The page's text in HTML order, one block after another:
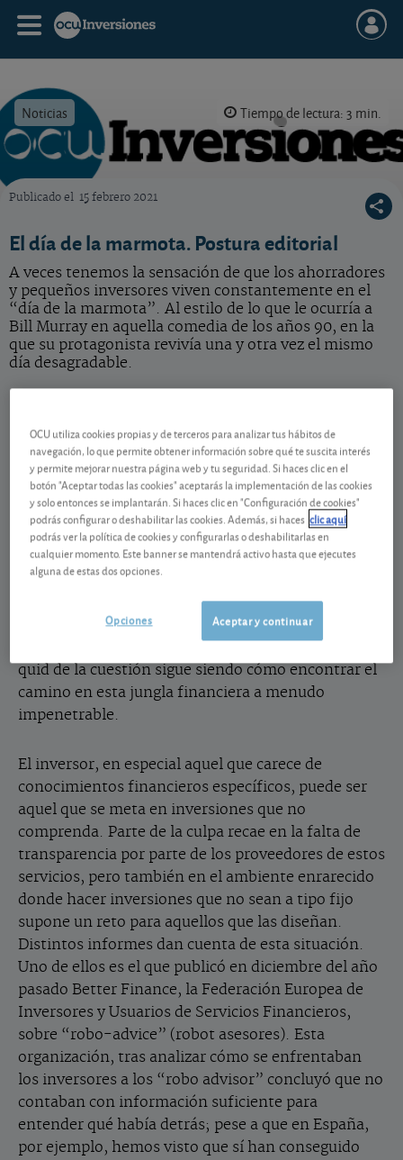
Noticias Tiempo de lectura: 3 min.
Publicado el 15 febrero 2021
El día de la marmota. Postura editorial
A veces tenemos la sensación de que los ahorradores
y pequeños inversores viven constantemente en el
“día de la marmota”. Al estilo de lo que le ocurría a
Bill Murray en aquella comedia de los años 90, en la
que su protagonista revivía una y otra vez el mismo
día desagradable.
dos décadas de rodaje, parece que la realidad se
empeña en seguir reproduciendo determinados
comportamientos en la industria financiera. Cierto
es que los ahorradores, incluso los más modestos,
cuentan ahora con una oferta más rica y
competitiva, que les permite diversificar mejor sus
carteras. La revolución digital, con Internet a la
cabeza, ha desempeñado un papel fundamental en
este sentido al poner a su alcance un mayor
quid de la cuestión sigue siendo cómo encontrar el
camino en esta jungla financiera a menudo
impenetrable.
El inversor, en especial aquel que carece de
conocimientos financieros específicos, puede ser
aquel que se meta en inversiones que no
comprenda. Parte de la culpa recae en la falta de
transparencia por parte de los proveedores de estos
servicios, pero también en el ambiente enrarecido
donde hacer inversiones que no sean a tipo fijo
supone un reto para aquellos que las diseñan.
Distintos informes dan cuenta de esta situación.
Uno de ellos es el que publicó en diciembre del año
pasado Better Finance, la Federación Europea de
Inversores y Usuarios de Servicios Financieros,
sobre “robo-advice” (robot asesores). Esta
organización, tras analizar cómo se enfrentaban
los inversores a los “robo advisor” concluyó que no
contaban con información suficiente para
entender qué había detrás; pese a que en España,
por ejemplo, hemos visto que sí han conseguido
OCU utiliza cookies propias y de terceros para analizar tus hábitos de
navegación, lo que permite obtener información sobre qué te suscita interés
y permite mejorar nuestra página web y tu seguridad. Si haces clic en el
botón "Aceptar todas las cookies" aceptarás la implementación de las cookies
y solo entonces se implantarán. Si haces clic en "Configuración de cookies"
podrás configurar o deshabilitar las cookies. Además, si haces clic aquí
podrás ver la política de cookies y configurarlas o deshabilitarlas en
cualquier momento. Este banner se mantendrá activo hasta que ejecutes
alguna de estas dos opciones.
Aceptar y continuar
Opciones